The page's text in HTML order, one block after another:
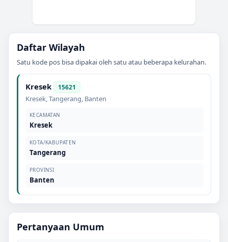
Daftar Wilayah
Satu kode pos bisa dipakai oleh satu atau beberapa kelurahan.
Kresek 15621
Kresek,Tangerang, Banten
KECAMATAN
Kresek
KOTA/KABUPATEN
Tangerang
PROVINSI
Banten
Pertanyaan Umum